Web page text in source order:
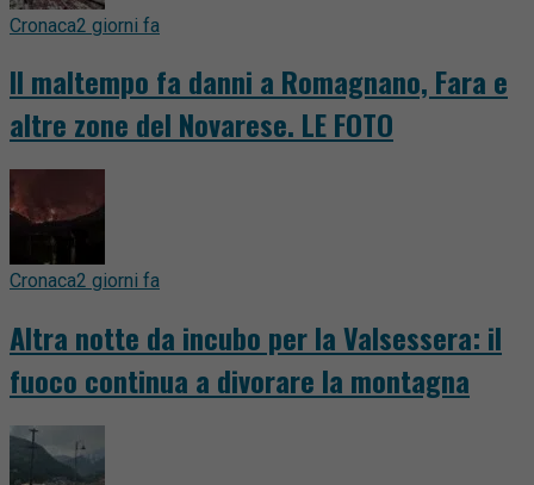
Cronaca2 giorni fa
Il maltempo fa danni a Romagnano, Fara e
altre zone del Novarese. LE FOTO
Cronaca2 giorni fa
Altra notte da incubo per la Valsessera: il
fuoco continua a divorare la montagna